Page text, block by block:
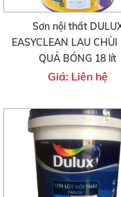
Sơn nội thất
EASYCLEAN LAU CHÙI
QUẢ BÓNG 18 lít
Giá: Liên hệ